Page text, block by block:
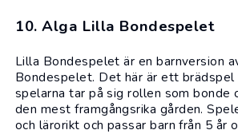
10. Alga Lilla Bondespelet
Lilla Bondespelet är en barnversion
Bondespelet. Det här är ett brädspel
spelarna tar på sig rollen som bonde
den mest framgångsrika gården.
och lärorikt och passar barn från 5 år